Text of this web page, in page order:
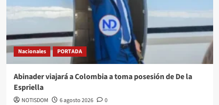
Nacionales PORTADA
Abinader viajará a Colombia a toma posesión de De la
Espriella
NOTISDOM 6 agosto 2026 0